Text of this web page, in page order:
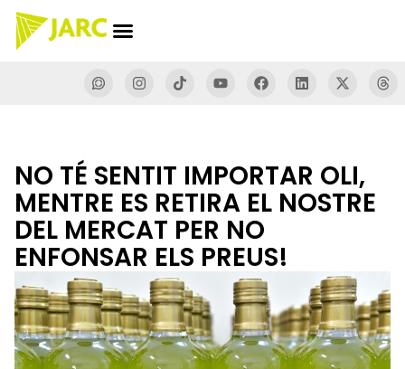
NO TÉ SENTIT IMPORTAR OLI,
MENTRE ES RETIRA EL NOSTRE
DEL MERCAT PER NO
ENFONSAR ELS PREUS!